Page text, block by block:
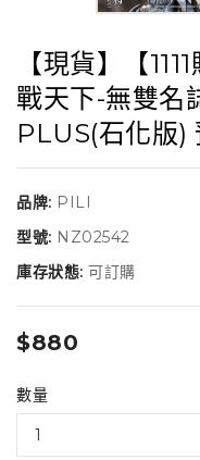
【現貨】【
戰天下-無雙名
PLUS(石化版)
品牌: PILI
型號: NZ02542
庫存狀態: 可訂購
$880
數量